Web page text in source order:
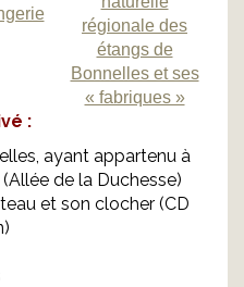
régionale des
étangs de
Bonnelles et ses
« fabriques »
:
ayant appartenu à
de la Duchesse)
et son clocher (CD